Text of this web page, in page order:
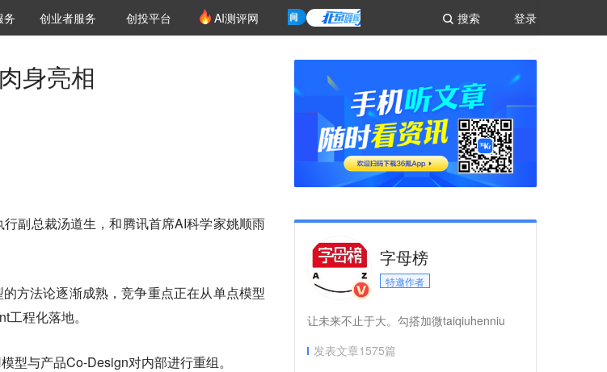
登录
搜索
构库
推介
务 创投氪堂
创业者服务 创投平台 AI测评网
身亮相
副总裁汤道生，和腾讯首席AI科学家姚顺雨
方法论逐渐成熟，竞争重点正在从单点模型
程化落地。
型与产品Co-Design对内部进行重组。
字母榜
特邀作者
让未来不止于大。勾搭加微taiqiuhenniu
发表文章1575篇